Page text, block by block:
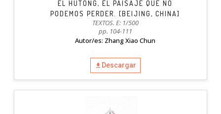
EL HUTONG, EL PAISAJE QUE NO
PODEMOS PERDER. [BEIJING, CHINA]
TEXTOS. E: 1/500
pp. 104-111
Autor/es: Zhang Xiao Chun
Descargar